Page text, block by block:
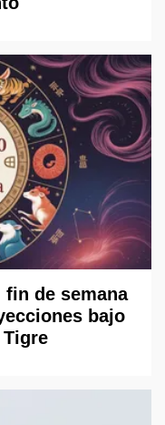
fin de semana
bajo